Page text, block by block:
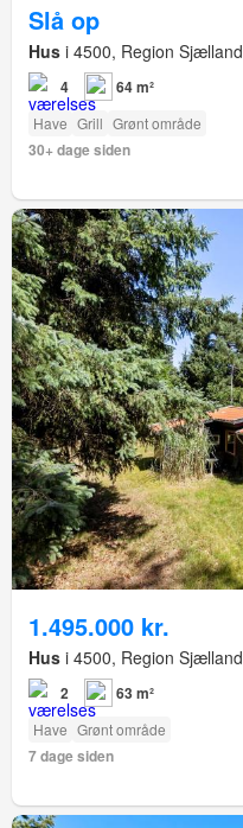
Slå op
Hus i 4500, Region Sjælland
4 64 m²
Have Grill Grønt område
30+ dage siden
1.495.000 kr.
Hus i 4500, Region Sjælland
2 63 m²
Have Grønt område
7 dage siden